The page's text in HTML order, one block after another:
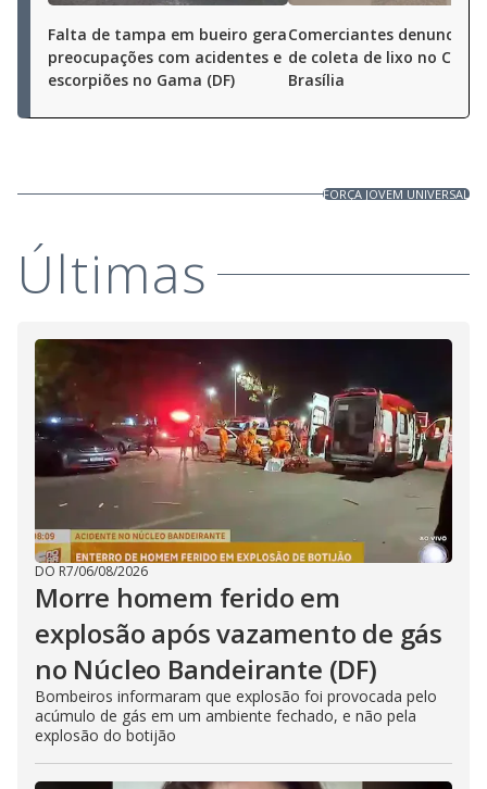
Falta de tampa em bueiro gera
preocupações com acidentes e
escorpiões no Gama (DF)
Comerciantes
de coleta de lixo no
Brasília
FORÇA JOVEM UNIVERSAL
Últimas
DO R7/06/08/2026
Morre homem ferido em
explosão após vazamento de gás
no Núcleo Bandeirante (DF)
Bombeiros informaram que explosão foi provocada pelo
acúmulo de gás em um ambiente fechado, e não pela
explosão do botijão